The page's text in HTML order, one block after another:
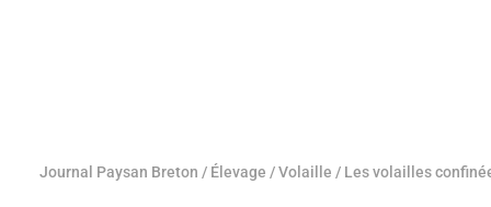
Journal Paysan Breton / Élevage /Volaille / Les volailles